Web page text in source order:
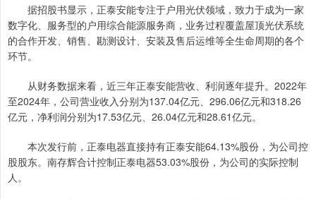
据招股书显示，正泰安能专注于户用光伏领域，致力于成为一家
数字化、服务型的户用综合能源服务商，业务过程覆盖屋顶光伏系统
的合作开发、销售、勘测设计、安装及售后运维等全生命周期的各个
环节。
从财务数据来看，近三年正泰安能营收、利润逐年提升。2022年
至2024年，公司营业收入分别为137.04亿元、296.06亿元和318.26
亿元，净利润分别为17.53亿元、26.04亿元和28.61亿元。
本次发行前，正泰电器直接持有正泰安能64.13%股份，为公司控
股股东。南存辉合计控制正泰电器53.03%股份，为公司的实际控制
人。